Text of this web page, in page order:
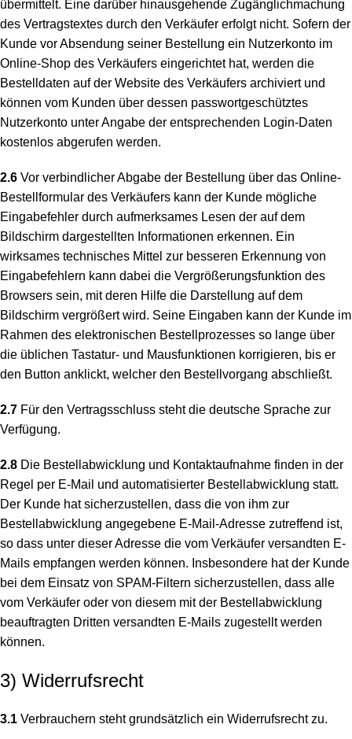
übermittelt. Eine darüber hinausgehende Zugänglichmachung
des Vertragstextes durch den Verkäufer erfolgt nicht. Sofern der
Kunde vor Absendung seiner Bestellung ein Nutzerkonto im
Online-Shop des Verkäufers eingerichtet hat, werden die
Bestelldaten auf der Website des Verkäufers archiviert und
können vom Kunden über dessen passwortgeschütztes
Nutzerkonto unter Angabe der entsprechenden Login-Daten
kostenlos abgerufen werden.
2.6 Vor verbindlicher Abgabe der Bestellung über das Online-
Bestellformular des Verkäufers kann der Kunde mögliche
Eingabefehler durch aufmerksames Lesen der auf dem
Bildschirm dargestellten Informationen erkennen. Ein
wirksames technisches Mittel zur besseren Erkennung von
Eingabefehlern kann dabei die Vergrößerungsfunktion des
Browsers sein, mit deren Hilfe die Darstellung auf dem
Bildschirm vergrößert wird. Seine Eingaben kann der Kunde im
Rahmen des elektronischen Bestellprozesses so lange über
die üblichen Tastatur- und Mausfunktionen korrigieren, bis er
den Button anklickt, welcher den Bestellvorgang abschließt.
2.7 Für den Vertragsschluss steht die deutsche Sprache zur
Verfügung.
2.8 Die Bestellabwicklung und Kontaktaufnahme finden in der
Regel per E-Mail und automatisierter Bestellabwicklung statt.
Der Kunde hat sicherzustellen, dass die von ihm zur
Bestellabwicklung angegebene E-Mail-Adresse zutreffend ist,
so dass unter dieser Adresse die vom Verkäufer versandten E-
Mails empfangen werden können. Insbesondere hat der Kunde
bei dem Einsatz von SPAM-Filtern sicherzustellen, dass alle
vom Verkäufer oder von diesem mit der Bestellabwicklung
beauftragten Dritten versandten E-Mails zugestellt werden
können.
3) Widerrufsrecht
3.1 Verbrauchern steht grundsätzlich ein Widerrufsrecht zu.